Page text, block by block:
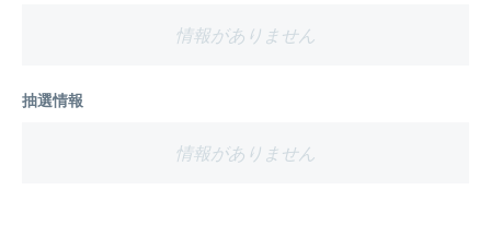
情報がありません
抽選情報
情報がありません